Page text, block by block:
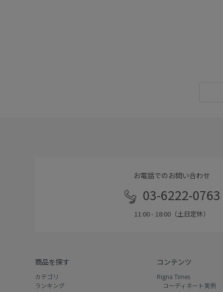
お電話でのお問い合わせ
03-6222-0763
11:00 - 18:00（土日定休）
商品を探す
カテゴリ
ランキング
コンテンツ
Rigna Times
コーディネート実例